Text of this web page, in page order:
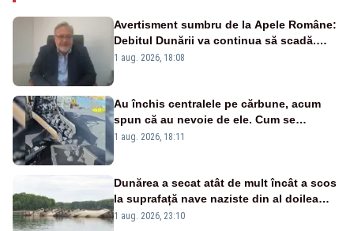
Avertisment sumbru de la Apele Române:
Debitul Dunării va continua să scadă.
Cernavodă s-ar putea închide în 4 zile
1 aug. 2026, 18:08
Au închis centralele pe cărbune, acum
spun că au nevoie de ele. Cum se
pasează vina în plină criză energetică
1 aug. 2026, 18:11
Dunărea a secat atât de mult încât a scos
la suprafață nave naziste din al doilea
război mondial
1 aug. 2026, 23:10